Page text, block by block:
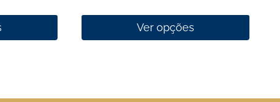
Ver opções
multiple